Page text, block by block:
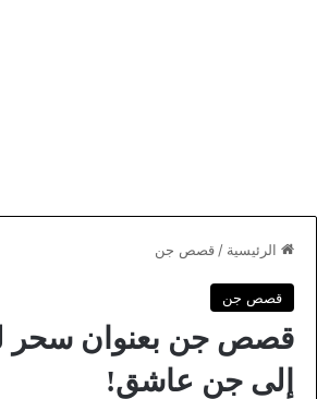
الرئيسية / قصص جن
قصص جن
قصص جن بعنوان سحر
إلى جن عاشق!